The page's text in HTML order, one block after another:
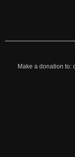
Make a donation to: